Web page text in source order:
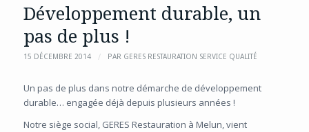
Développement durable, un
pas de plus !
15 DÉCEMBRE 2014 / PAR GERES RESTAURATION SERVICE QUALITÉ
Un pas de plus dans notre démarche de développement
durable… engagée déjà depuis plusieurs années !
Notre siège social, GERES Restauration à Melun, vient